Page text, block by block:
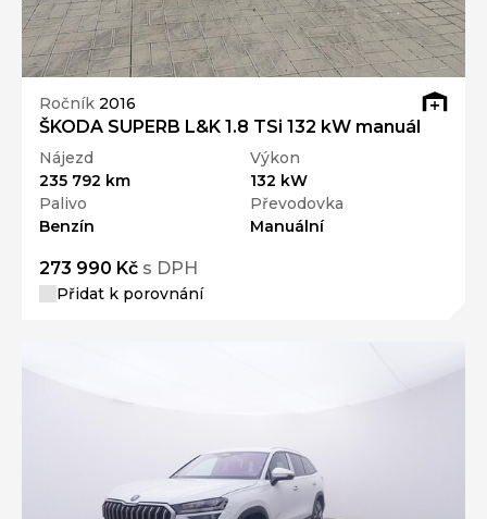
Ročník 2016
ŠKODA SUPERB L&K 1.8 TSi 132 kW manuál
Nájezd
235 792 km
Výkon
132 kW
Palivo
Benzín
Převodovka
Manuální
273 990 Kč s DPH
Přidat k porovnání